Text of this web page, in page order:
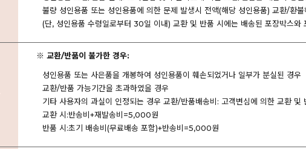
불량 성인용품 또는 성인용품에 의한 문제 발생시 전액(해당 성인용품) 교환/환불
(단, 성인용품 수령일로부터 30일 이내) 교환 및 반품 시에는 배송된 포장박스와
※ 교환/반품이 불가한 경우:
성인용품 또는 사은품을 개봉하여 성인용품이 훼손되었거나 일부가 분실된 경우
교환/반품 가능기간을 초과하였을 경우
기타 사용자의 과실이 인정되는 경우 교환/반품배송비: 고객변심에 의한 교환 및
교환 시:반송비+재발송비=5,000원
반품 시:초기 배송비(무료배송 포함)+반송비=5,000원